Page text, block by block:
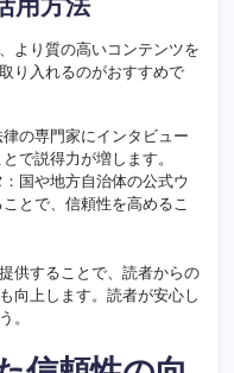
より質の高いコンテンツを
り入れるのがおすすめで
律の専門家にインタビュー
で説得力が増します。
：国や地方自治体の公式ウ
とで、信頼性を高めるこ
供することで、読者からの
向上します。読者が安心し
。